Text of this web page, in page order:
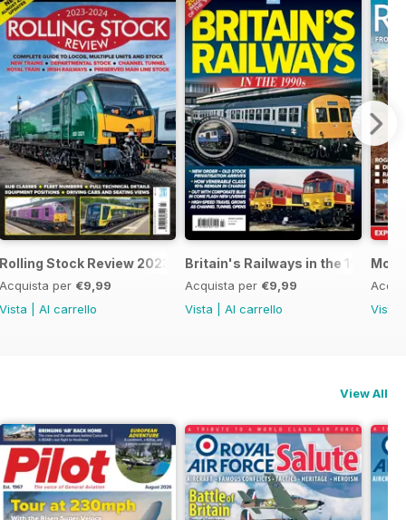
Rolling Stock Review 2023-2024
Acquista per €9,99
Vista
Al carrello
Britain's Railways in the 1990s
Acquista per €9,99
Vista
Al carrello
Vista
View All